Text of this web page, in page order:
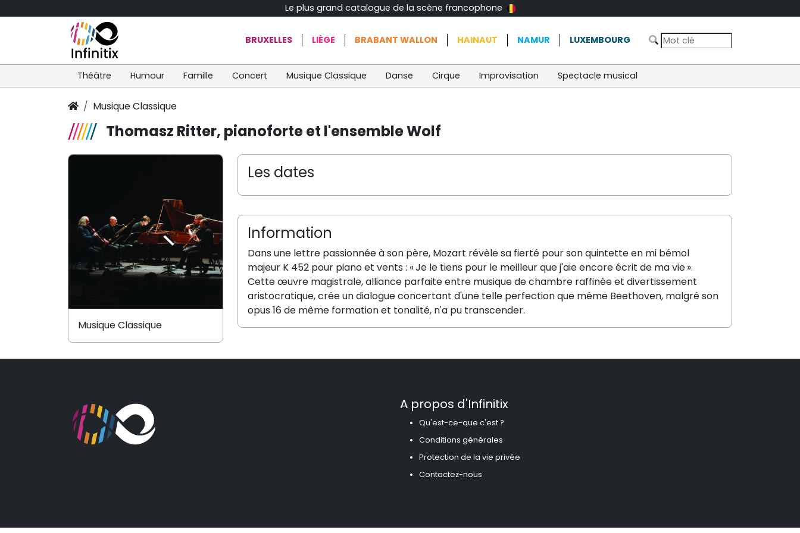
Le plus grand catalogue de la scène francophone
BRUXELLES LIÈGE BRABANT WALLON HAINAUT NAMUR LUXEMBOURG
Théâtre Humour Famille Concert Musique Classique Danse Cirque Improvisation Spectacle musical
Musique Classique
Thomasz Ritter, pianoforte et l'ensemble Wolf
Les dates
Information
Dans une lettre passionnée à son père, Mozart révèle sa fierté pour son quintette en mi bémol
majeur K 452 pour piano et vents : « Je le tiens pour le meilleur que j'aie encore écrit de ma vie ».
Cette œuvre magistrale, alliance parfaite entre musique de chambre raffinée et divertissement
aristocratique, crée un dialogue concertant d'une telle perfection que même Beethoven, malgré son
opus 16 de même formation et tonalité, n'a pu transcender.
Musique Classique
A propos d'Infinitix
Qu'est-ce-que c'est ?
Conditions générales
Protection de la vie privée
Contactez-nous